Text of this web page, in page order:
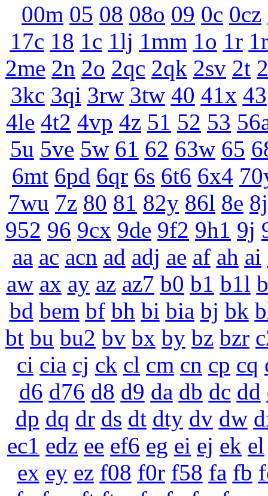
00m 05 08 08o 09 0c 0cz
17c 18 1c 1lj 1mm 1o 1r
2me 2n 2o 2qc 2qk 2sv 2t
3kc 3qi 3rw 3tw 40 41x 43
4le 4t2 4vp 4z 51 52 53
5u 5ve 5w 61 62 63w 65
6mt 6pd 6qr 6s 6t6 6x4
7wu 7z 80 81 82y 86l 8e
952 96 9cx 9de 9f2 9h1 9j
aa ac acn ad adj ae af ah ai
aw ax ay az az7 b0 b1 b1l
bd bem bf bh bi bia bj bk
bt bu bu2 bv bx by bz bzr
ci cia cj ck cl cm cn cp cq
d6 d76 d8 d9 da db dc dd
dp dq dr ds dt dty dv dw
ec1 edz ee ef6 eg ei ej ek el
ex ey ez f08 f0r f58 fa fb